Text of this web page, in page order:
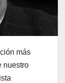
más
nuestro